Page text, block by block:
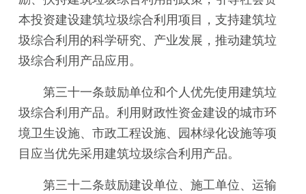
本投资建设建筑垃圾综合利用项目，支持建筑垃
圾综合利用的科学研究、产业发展，推动建筑垃
圾综合利用产品应用。
第三十一条鼓励单位和个人优先使用建筑垃
圾综合利用产品。利用财政性资金建设的城市环
境卫生设施、市政工程设施、园林绿化设施等项
目应当优先采用建筑垃圾综合利用产品。
第三十二条鼓励建设单位、施工单位、运输